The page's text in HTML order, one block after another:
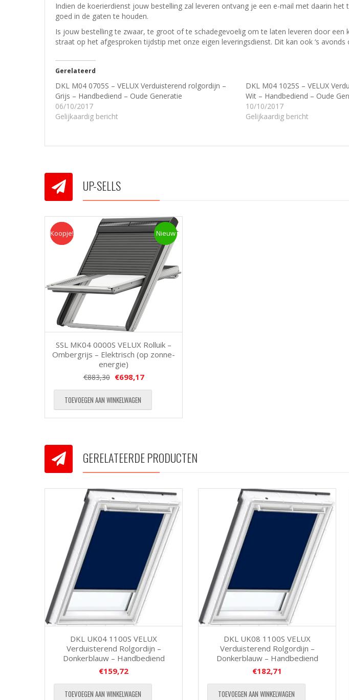
Indien de koerierdienst jouw bestelling zal leveren ontvang je een e-mail met daarin
goed in de gaten te houden.
Is jouw bestelling te zwaar, te groot of te schadegevoelig om te laten leveren door een
straat op het afgesproken tijdstip met onze eigen leveringsdienst. Dit kan ook ‘s
Gerelateerd
DKL M04 0705S – VELUX Verduisterend rolgordijn –
Grijs – Handbediend – Oude Generatie
06/10/2017
Gelijkaardig bericht
DKL M04 1025S – VELUX
Wit – Handbediend – Oude
10/10/2017
Gelijkaardig bericht
UP-SELLS
Koopje Nieuw
Koopje!
SSL MK04 0000S VELUX Rolluik –
Ombergrijs – Elektrisch (op zonne-
energie)
€883,30 €698,17
TOEVOEGEN AAN WINKELWAGEN
GERELATEERDE PRODUCTEN
DKL UK04 1100S VELUX
Verduisterend Rolgordijn –
Donkerblauw – Handbediend
€159,72
TOEVOEGEN AAN WINKELWAGEN
DKL UK08 1100S VELUX
Verduisterend Rolgordijn –
Donkerblauw – Handbediend
€182,71
TOEVOEGEN AAN WINKELWAGEN